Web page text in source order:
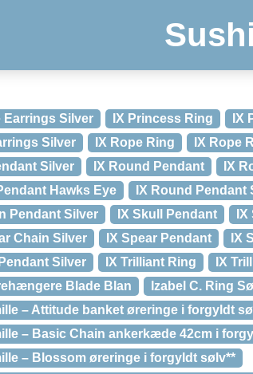
Earrings Silver IX Princess Ring IX
Silver
IX Rope Ring IX Rope
Silver
IX Round Pendant
IX
Hawks Eye
IX Round Pendant
Pendant Silver
IX Skull Pendant
Chain Silver
IX Spear Pendant IX
Silver
IX Trilliant Ring IX
Blade Blan
Izabel C. Ring
– Attitude banket øreringe i forgyldt
– Basic Chain ankerkæde 42cm i
– Blossom øreringe i forgyldt sølv**